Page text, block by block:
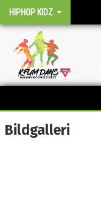
HIPHOP KIDZ
HEM
Bildgalleri